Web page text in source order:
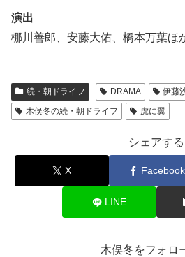
演出
梛川善郎、安藤大佑、橋本万葉ほ
続・朝ドライフ DRAMA 伊藤
木俣冬の続・朝ドライフ
虎に翼
シェアする
X Facebook
LINE
木俣冬をフォロ